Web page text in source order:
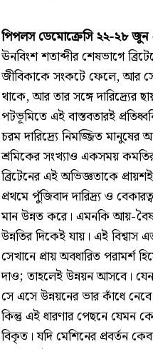
পিপলস ডেমোক্রেসি ২২-২৮
ঊনবিংশ শতাব্দীর শেষভাগে
জীবিকাকে সংকটে ফেলে, আর
থাকে, আর তার সঙ্গে
পটভূমিতে এই বাস্তবতারই
চরম দারিদ্র্যে নিমজ্জিত
শ্রমিকের সংখ্যাও একসময়
ব্রিটেনের এই অভিজ্ঞতাকে
প্রথমে পুঁজিবাদ দারিদ্র্য ও
মান উন্নত করে। এমনকি আয়-
উন্নতির দিকেই যায়। এই বিশ্বাস
সেখানে প্রায় অবধারিত
দাও; তাহলেই উন্নয়ন আসবে।
সে এসে উন্নয়নের ভার কাঁধে
কিন্তু এই ধারণার পেছনে যেমন
বিকৃত। যদি মেশিনের প্রবর্তন